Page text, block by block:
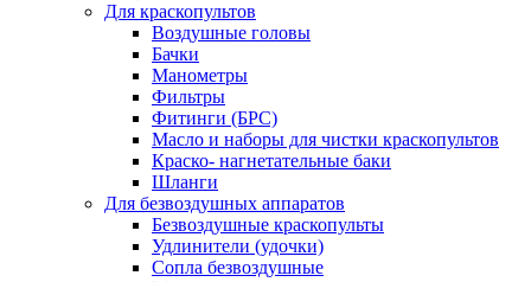
Для краскопультов
Воздушные головы
Бачки
Манометры
Фильтры
Фитинги (БРС)
Масло и наборы для чистки краскопультов
Краско- нагнетательные баки
Шланги
Для безвоздушных аппаратов
Безвоздушные краскопульты
Удлинители (удочки)
Сопла безвоздушные